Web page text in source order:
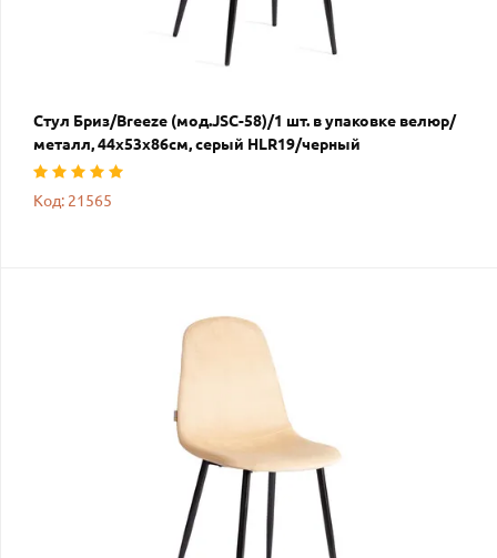
Стул Бриз/Breeze (мод.JSC-58)/1 шт. в упаковке велюр/
металл, 44х53х86см, серый HLR19/черный
Код: 21565